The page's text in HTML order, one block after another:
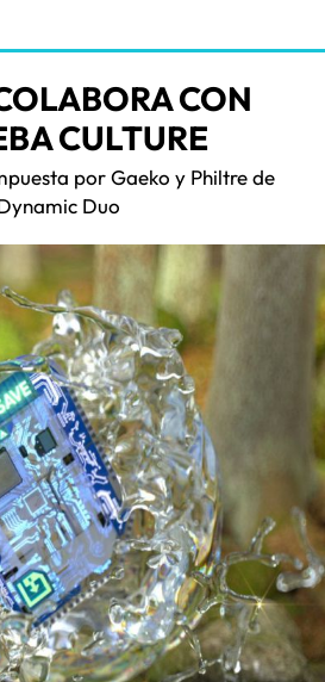
CON
CULTURE
por Gaeko y Philtre de
Duo